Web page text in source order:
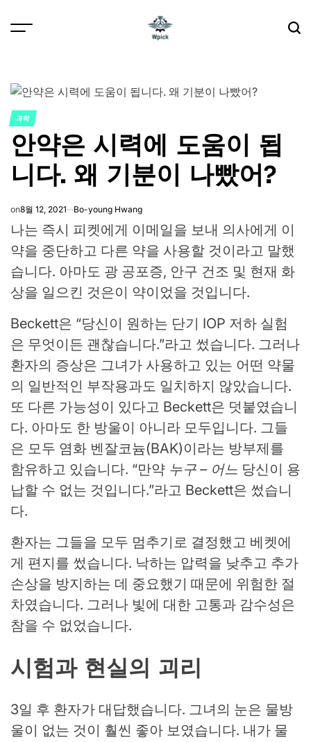
POSTED
IN
과학
안약은 시력에 도움이 됩
니다. 왜 기분이 나빴어?
on8월 12, 2021 Bo-young Hwang
나는 즉시 피켓에게 이메일을 보내 의사에게 이
약을 중단하고 다른 약을 사용할 것이라고 말했
습니다. 아마도 광 공포증, 안구 건조 및 현재 화
상을 일으킨 것은이 약이었을 것입니다.
Beckett은 “당신이 원하는 단기 IOP 저하 실험
은 무엇이든 괜찮습니다.”라고 썼습니다. 그러나
환자의 증상은 그녀가 사용하고 있는 어떤 약물
의 일반적인 부작용과도 일치하지 않았습니다.
또 다른 가능성이 있다고 Beckett은 덧붙였습니
다. 아마도 한 방울이 아니라 모두입니다. 그들
은 모두 염화 벤잘코늄(BAK)이라는 방부제를
함유하고 있습니다. “만약 누구 – 어느 당신이 용
납할 수 없는 것입니다.”라고 Beckett은 썼습니
다.
환자는 그들을 모두 멈추기로 결정했고 베켓에
게 편지를 썼습니다. 낙하는 압력을 낮추고 추가
손상을 방지하는 데 중요했기 때문에 위험한 절
차였습니다. 그러나 빛에 대한 고통과 감수성은
참을 수 없었습니다.
시험과 현실의 괴리
3일 후 환자가 대답했습니다. 그녀의 눈은 물방
울이 없는 것이 훨씬 좋아 보였습니다. 내가 물